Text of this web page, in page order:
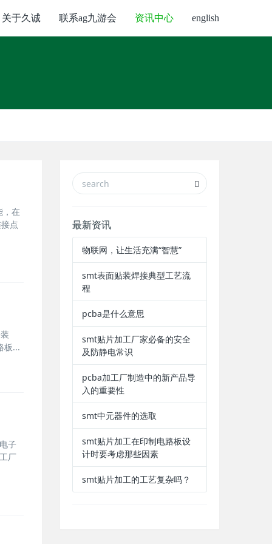
关于久诚 联系ag九游会 资讯中心 english
，在
点
板...
子
厂
最新资讯
物联网，让生活充满“智慧”
smt表面贴装焊接典型工艺流
程
pcba是什么意思
smt贴片加工厂家必备的安全
及防静电常识
pcba加工厂制造中的新产品导
入的重要性
smt中元器件的选取
smt贴片加工在印制电路板设
计时要考虑那些因素
smt贴片加工的工艺复杂吗？